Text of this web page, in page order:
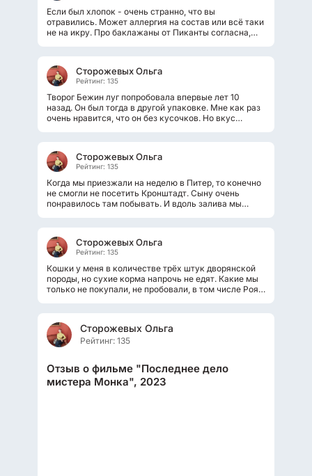
Если был хлопок - очень странно, что вы
отравились. Может аллергия на состав или всё таки
не на икру. Про баклажаны от Пиканты согласна,
Сторожевых Ольга
Рейтинг: 135
Творог Бежин луг попробовала впервые лет 10
назад. Он был тогда в другой упаковке. Мне как раз
очень нравится, что он без кусочков. Но вкус
Сторожевых Ольга
Рейтинг: 135
Когда мы приезжали на неделю в Питер, то конечно
не смогли не посетить Кронштадт. Сыну очень
понравилось там побывать. И вдоль залива мы
Сторожевых Ольга
Рейтинг: 135
Кошки у меня в количестве трёх штук дворянской
породы, но сухие корма напрочь не едят. Какие мы
только не покупали, не пробовали, в том числе Роял
Сторожевых Ольга
Рейтинг: 135
Отзыв о фильме "Последнее дело
мистера Монка", 2023